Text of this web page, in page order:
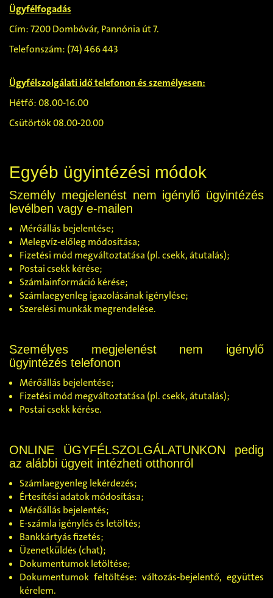
Ügyfélfogadás
Cím: 7200 Dombóvár, Pannónia út 7.
Telefonszám: (74) 466 443
Ügyfélszolgálati idő telefonon és személyesen:
Hétfő: 08.00-16.00
Csütörtök 08.00-20.00
Egyéb ügyintézési módok
Személy megjelenést nem igénylő ügyintézés
levélben vagy e-mailen
Mérőállás bejelentése;
Melegvíz-előleg módosítása;
Fizetési mód megváltoztatása (pl. csekk, átutalás);
Postai csekk kérése;
Számlainformáció kérése;
Számlaegyenleg igazolásának igénylése;
Szerelési munkák megrendelése.
Személyes megjelenést nem igénylő
ügyintézés telefonon
Mérőállás bejelentése;
Fizetési mód megváltoztatása (pl. csekk, átutalás);
Postai csekk kérése.
ONLINE ÜGYFÉLSZOLGÁLATUNKON pedig
az alábbi ügyeit intézheti otthonról
Számlaegyenleg lekérdezés;
Értesítési adatok módosítása;
Mérőállás bejelentés;
E-számla igénylés és letöltés;
Bankkártyás fizetés;
Üzenetküldés (chat);
Dokumentumok letöltése;
Dokumentumok feltöltése: változás-bejelentő, együttes
kérelem.